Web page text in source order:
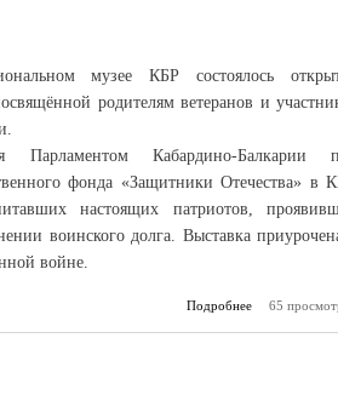
музее КБР состоялось
родителям ветеранов и
Парламентом Кабардино-Балкарии
фонда «Защитники Отечества» в
настоящих патриотов,
воинского долга. Выставка
войне.
Подробнее
о Память о
65